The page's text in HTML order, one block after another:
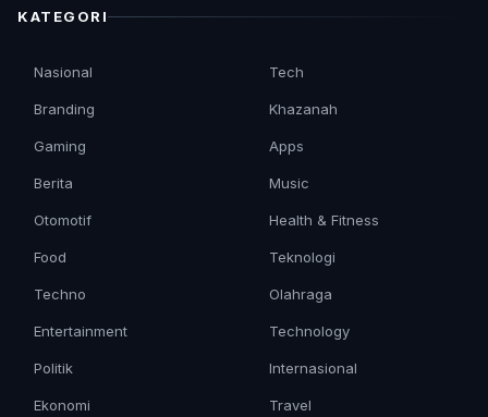
KATEGORI
Nasional
Branding
Gaming
Berita
Otomotif
Tech
Khazanah
Apps
Music
Health & Fitness
Food
Techno
Entertainment
Politik
Ekonomi
Teknologi
Olahraga
Technology
Internasional
Travel